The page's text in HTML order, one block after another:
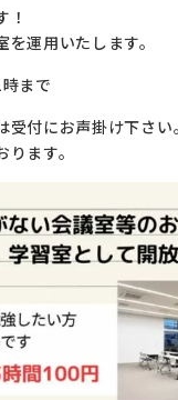
！
運用いたします。
まで
付にお声掛け下さい。
ます。